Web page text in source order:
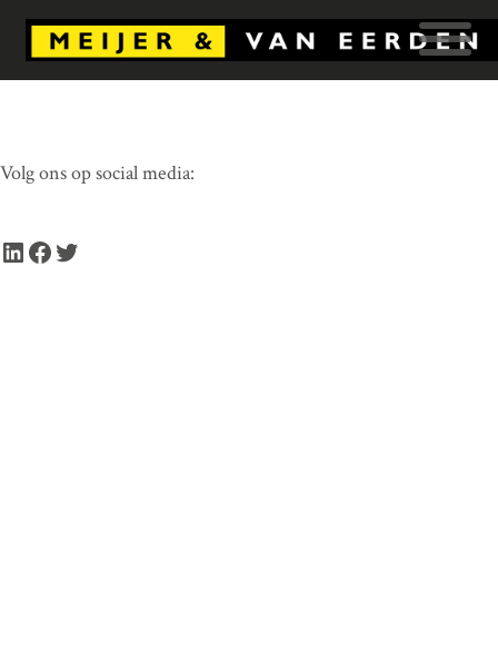
Volg ons op social media:
LinkedIn Facebook